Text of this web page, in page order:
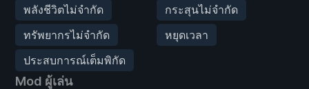
พลังชีวิตไม่จำกัด
กระสุนไม่จำกัด
ทรัพยากรไม่จำกัด
หยุดเวลา
ประสบการณ์เต็มพิกัด
Mod ผู้เล่น